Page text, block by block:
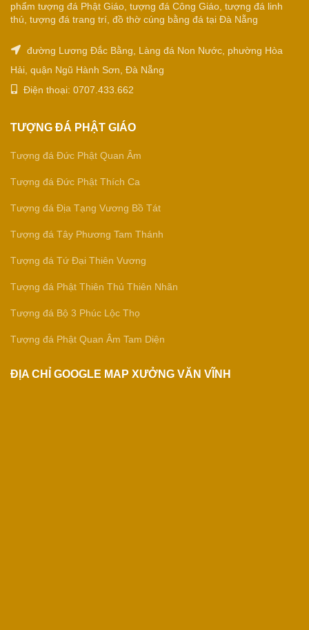
phẩm tượng đá Phật Giáo, tượng đá Công Giáo, tượng đá linh
thú, tượng đá trang trí, đồ thờ cúng bằng đá tại Đà Nẵng
đường Lương Đắc Bằng, Làng đá Non Nước, phường Hòa
Hải, quận Ngũ Hành Sơn, Đà Nẵng
Điện thoại: 0707.433.662
TƯỢNG ĐÁ PHẬT GIÁO
Tượng đá Đức Phật Quan Âm
Tượng đá Đức Phật Thích Ca
Tượng đá Địa Tạng Vương Bồ Tát
Tượng đá Tây Phương Tam Thánh
Tượng đá Tứ Đại Thiên Vương
Tượng đá Phật Thiên Thủ Thiên Nhãn
Tượng đá Bộ 3 Phúc Lộc Thọ
Tượng đá Phật Quan Âm Tam Diện
ĐỊA CHỈ GOOGLE MAP XƯỞNG VĂN VĨNH